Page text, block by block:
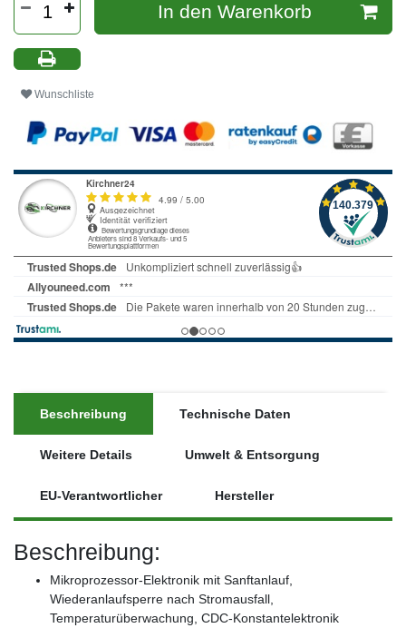
In den Warenkorb
Wunschliste
Beschreibung Technische Daten
Weitere Details Umwelt & Entsorgung
EU-Verantwortlicher Hersteller
Beschreibung:
Mikroprozessor-Elektronik mit Sanftanlauf,
Wiederanlaufsperre nach Stromausfall,
Temperaturüberwachung, CDC-Konstantelektronik